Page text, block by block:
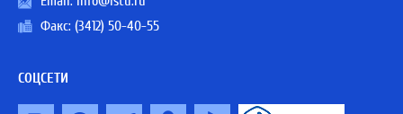
Факс: (3412) 50-40-55
СОЦСЕТИ